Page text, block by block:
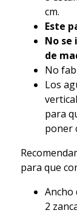
cm.
Este
No
de
No
Los
para
poner
para que
Ancho
2